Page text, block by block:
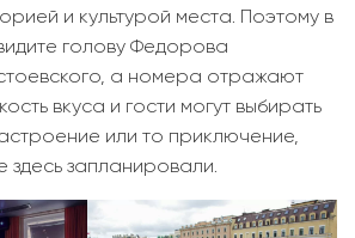
и культурой места. Поэтому в
голову Федорова
а номера отражают
вкуса и гости могут выбирать
или то приключение,
здесь запланировали.